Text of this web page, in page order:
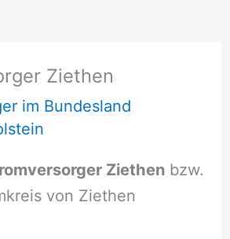
Ziethen
im Bundesland
Ziethenbzw.
von Ziethen